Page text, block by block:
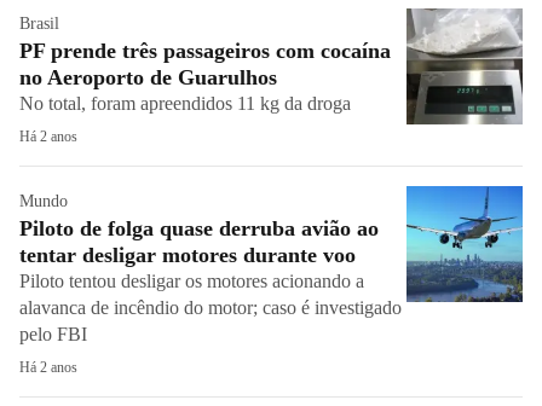
Brasil
PF prende três passageiros com cocaína
no Aeroporto de Guarulhos
No total, foram apreendidos 11 kg da droga
Há 2 anos
Mundo
Piloto de folga quase derruba avião ao
tentar desligar motores durante voo
Piloto tentou desligar os motores acionando a
alavanca de incêndio do motor; caso é investigado
pelo FBI
Há 2 anos